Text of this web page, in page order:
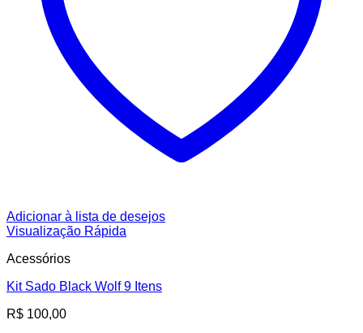
Adicionar à lista de desejos
Visualização Rápida
Acessórios
Kit Sado Black Wolf 9 Itens
R$ 100,00